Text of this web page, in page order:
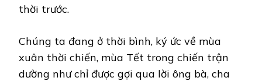
thời trước.
Chúng ta đang ở thời bình, ký ức về mùa
xuân thời chiến, mùa Tết trong chiến trận
dường như chỉ được gợi qua lời ông bà, cha